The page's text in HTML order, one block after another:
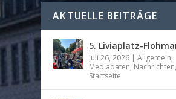
AKTUELLE BEITRÄGE
5. Liviaplatz-
Juli 26, 2026 |Allgemein,
Mediadaten, Nachrichten,
Startseite